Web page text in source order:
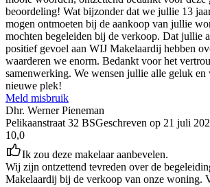
beoordeling! Wat bijzonder dat we jullie 13
mogen ontmoeten bij de aankoop van jullie
mochten begeleiden bij de verkoop. Dat jullie
positief gevoel aan WIJ Makelaardij hebben
waarderen we enorm. Bedankt voor het
samenwerking. We wensen jullie alle geluk
nieuwe plek!
Meld misbruik
Dhr. Werner Pieneman
Pelikaanstraat 32 BSGeschreven op 21 juli
10,0
Ik zou deze makelaar aanbevelen.
Wij zijn ontzettend tevreden over de
Makelaardij bij de verkoop van onze woning.